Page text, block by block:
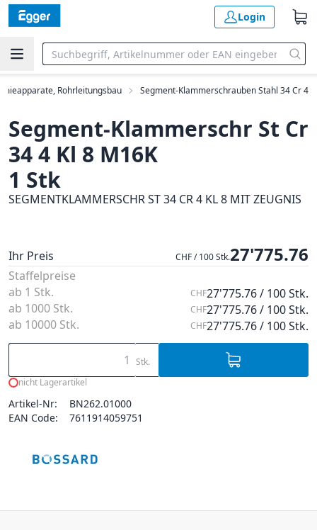
Login
Rohrleitungsbau Segment-Klammerschrauben Stahl 34 Cr 4
Segment-Klammerschr St Cr
34 4 Kl 8 M16K
1 Stk
SEGMENTKLAMMERSCHR ST 34 CR 4 KL 8 MIT ZEUGNIS
Ihr Preis CHF / 100 Stk.27'775.76
Staffelpreise
ab 1 Stk.
CHF27'775.76 / 100 Stk.
ab 1000 Stk.
CHF27'775.76 / 100 Stk.
ab 10000 Stk.
CHF27'775.76 / 100 Stk.
Stk.
nicht Lagerartikel
Artikel-Nr:
BN262.01000
EAN Code:
7611914059751